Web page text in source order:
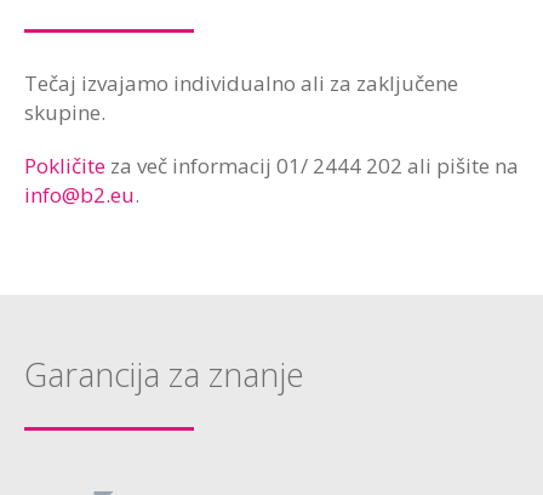
Tečaj izvajamo individualno ali za zaključene
skupine.
Pokličite za več informacij 01/ 2444 202 ali pišite na
info@b2.eu.
Garancija za znanje